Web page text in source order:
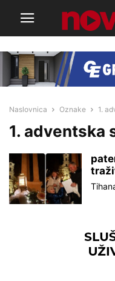
Naslovnica Oznake 1.
1. adventska